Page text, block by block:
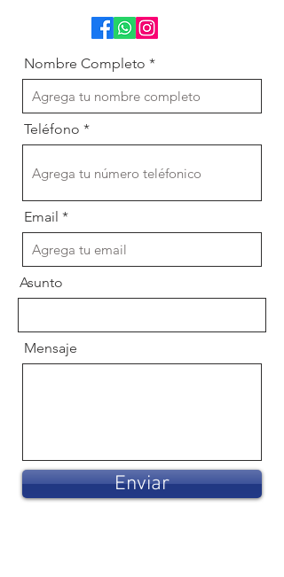
Nombre Completo
Teléfono
Email
Asunto
Mensaje
Enviar